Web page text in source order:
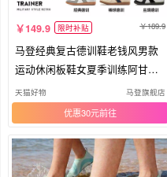
149.9 限时补贴 189.9
马登经典复古德训鞋老钱风男款
运动休闲板鞋女夏季训练阿甘小
白鞋
天猫好物 马登旗舰店
优惠30元